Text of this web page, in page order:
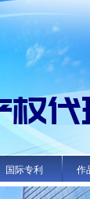
国际专利 作